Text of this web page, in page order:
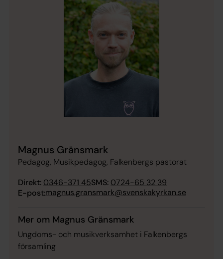
Magnus Gränsmark
Pedagog, Musikpedagog, Falkenbergs pastorat
Direkt: 0346-371 45SMS: 0724-65 32 39
E-post:magnus.gransmark@svenskakyrkan.se
Mer om Magnus Gränsmark
Ungdoms- och musikverksamhet i Falkenbergs
församling